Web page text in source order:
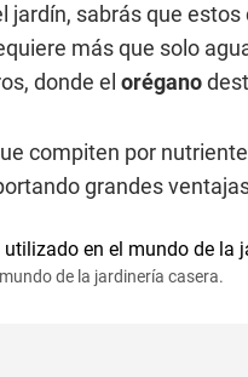
jardín, sabrás que
más que solo
donde el orégano
compiten por
grandes
de la jardinería casera.